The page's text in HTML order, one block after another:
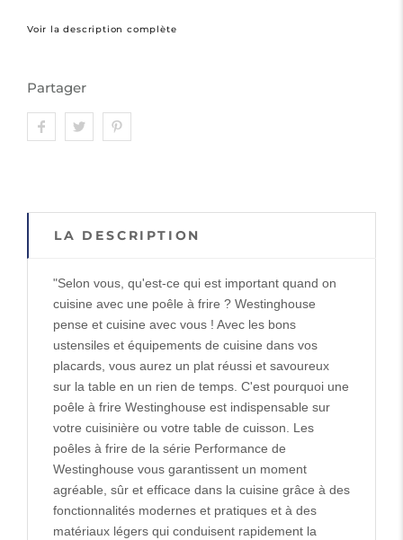
Voir la description complète
Partager
LA DESCRIPTION
"Selon vous, qu'est-ce qui est important quand on
cuisine avec une poêle à frire ? Westinghouse
pense et cuisine avec vous ! Avec les bons
ustensiles et équipements de cuisine dans vos
placards, vous aurez un plat réussi et savoureux
sur la table en un rien de temps. C'est pourquoi une
poêle à frire Westinghouse est indispensable sur
votre cuisinière ou votre table de cuisson. Les
poêles à frire de la série Performance de
Westinghouse vous garantissent un moment
agréable, sûr et efficace dans la cuisine grâce à des
fonctionnalités modernes et pratiques et à des
matériaux légers qui conduisent rapidement la